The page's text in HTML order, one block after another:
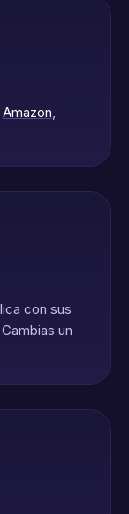
Amazon,
con sus
un